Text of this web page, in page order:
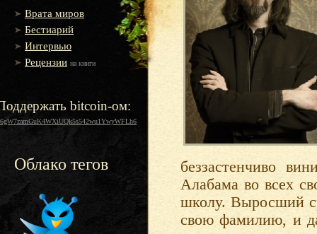
Врата миров
Бестиарий
Интервью
Рецензии на книги
bitcoin-ом:
Облако тегов
беззастенчиво
Алабама во всех
школу. Выросший
свою фамилию, и